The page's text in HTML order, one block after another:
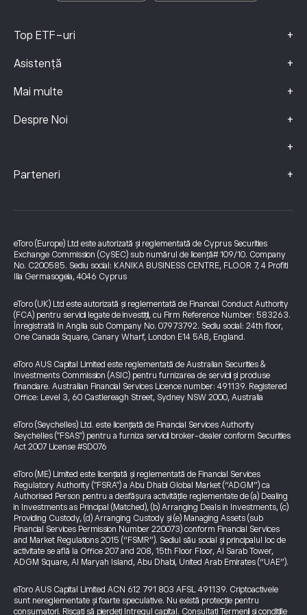
Top ETF-uri +
Asistență +
Mai multe +
Despre Noi +
+
Parteneri +
eToro (Europe) Ltd este autorizată și reglementată de Cyprus Securities
Exchange Commission (CySEC) sub numărul de licență# 109/10. Company
No. C200585. Sediu social: KANIKA BUSINESS CENTRE, FLOOR 7, 4 Profiti
Ilia Germasogeia, 4046 Cyprus
eToro (UK) Ltd este autorizată și reglementată de Financial Conduct Authority
(FCA) pentru servicii legate de investiții, cu Firm Reference Number: 583263.
Înregistrată în Anglia sub Company No. 07973792. Sediu social: 24th floor,
One Canada Square, Canary Wharf, London E14 5AB, England.
eToro AUS Capital Limited este reglementată de Australian Securities &
Investments Commission (ASIC) pentru furnizarea de servicii și produse
financiare. Australian Financial Services Licence number: 491139. Registered
Office: Level 3, 60 Castlereagh Street, Sydney NSW 2000, Australia
eToro (Seychelles) Ltd. este licențiată de Financial Services Authority
Seychelles ("FSAS") pentru a furniza servicii broker-dealer conform Securities
Act 2007 License #SD076
eToro (ME) Limited este licențiată și reglementată de Financial Services
Regulatory Authority ("FSRA") a Abu Dhabi Global Market (“ADGM”) ca
Authorised Person pentru a desfășura activitățile reglementate de (a) Dealing
in Investments as Principal (Matched), (b) Arranging Deals in Investments, (c)
Providing Custody, (d) Arranging Custody și (e) Managing Assets (sub
Financial Services Permission Number 220073) conform Financial Services
and Market Regulations 2015 (“FSMR”). Sediul său social și principalul loc de
activitate se află la Office 207 and 208, 15th Floor Floor, Al Sarab Tower,
ADGM Square, Al Maryah Island, Abu Dhabi, United Arab Emirates (“UAE”).
eToro AUS Capital Limited ACN 612 791 803 AFSL 491139. Criptoactivele
sunt nereglementate și foarte speculative. Nu există protecție pentru
consumatori. Riscați să pierdeți întregul capital. Consultați Termenii și condițiile